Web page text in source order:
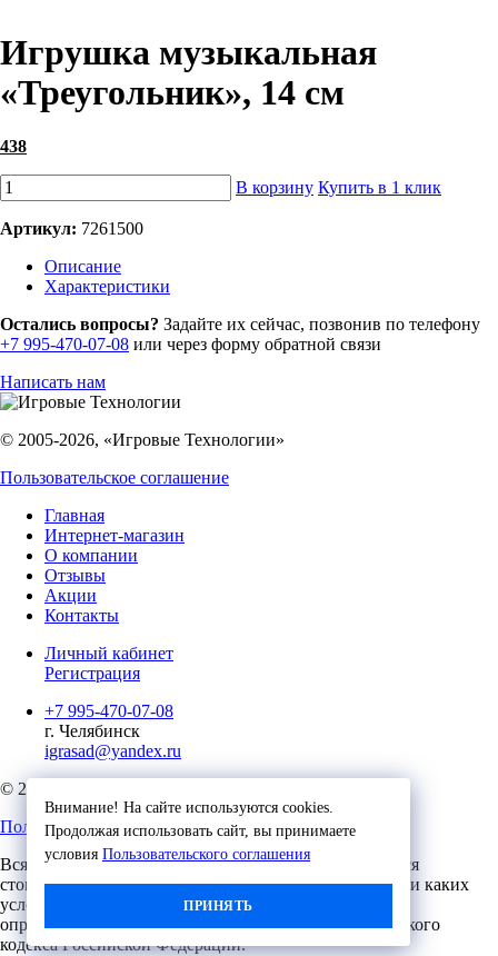
Игрушка музыкальная
«Треугольник», 14 см
438
В корзину Купить в 1 клик
Артикул: 7261500
Описание
Характеристики
Внимание! На сайте используются cookies.
Продолжая использовать сайт, вы принимаете
условия Пользовательского соглашения
ПРИНЯТЬ
Остались вопросы? Задайте их сейчас, позвонив по телефону
+7 995-470-07-08 или через форму обратной связи
Написать нам
© 2005-2026, «Игровые Технологии»
Пользовательское соглашение
Главная
Интернет-магазин
О компании
Отзывы
Акции
Контакты
Личный кабинет
Регистрация
+7 995-470-07-08
г. Челябинск
igrasad@yandex.ru
© 2023, Игровые Технологии
Пользовательское соглашение
Вся представленная на сайте информация, касающаяся
стоимости, носит информационный характер и ни при каких
условиях не является публичной офертой,
определяемой положениями Статьи 437 (2) Гражданского
кодекса Российской Федерации.